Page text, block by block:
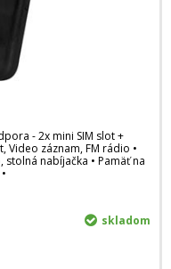
- 2x mini SIM slot +
Video záznam, FM rádio •
stolná nabíjačka • Pamäť na
skladom